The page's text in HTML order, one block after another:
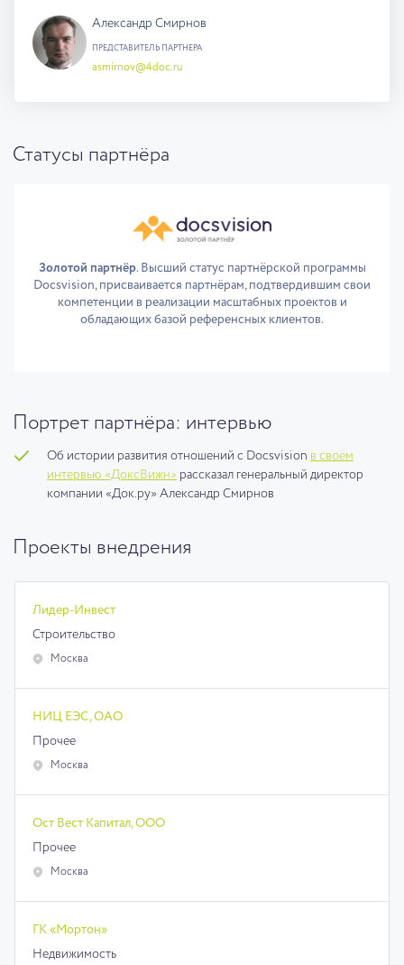
Александр Смирнов
ПРЕДСТАВИТЕЛЬ ПАРТНЕРА
asmirnov@4doc.ru
Статусы партнёра
Золотой партнёр. Высший статус партнёрской программы
Docsvision, присваивается партнёрам, подтвердившим свои
компетенции в реализации масштабных проектов и
обладающих базой референсных клиентов.
Портрет партнёра: интервью
Об истории развития отношений с Docsvision в своём
интервью «ДоксВижн» рассказал генеральный директор
компании «Док.ру» Александр Смирнов
Проекты внедрения
Лидер-Инвест
Строительство
Москва
НИЦ ЕЭС, ОАО
Прочее
Москва
Ост Вест Капитал, ООО
Прочее
Москва
ГК «Мортон»
Недвижимость